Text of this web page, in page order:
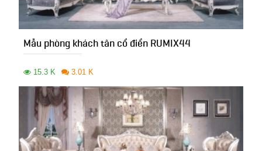
Mẫu phòng khách tân cổ điển RUMIX44
15.3 K 3.01 K